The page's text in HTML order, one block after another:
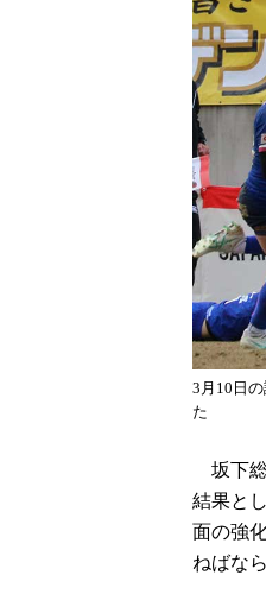
3月10日
た
坂下総
結果と
面の強
ねばな